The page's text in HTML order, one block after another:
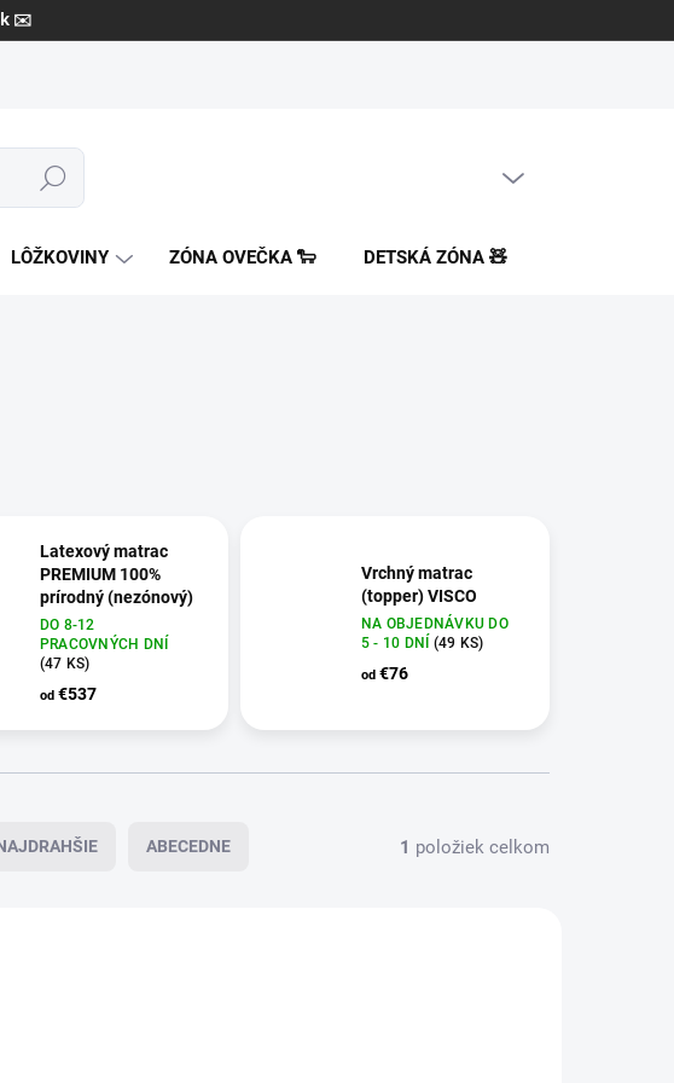
2013 🇸🇰
Hľadať
LÔŽKOVINY ZÓNA OVEČKA 🐑 DETSKÁ ZÓNA 🧸
Latexový matrac
PREMIUM 100%
prírodný (nezónový)
+ Chránič s gumičkami
v poťahovej látke
matraca + Latexový
anatomický vankúš
DO 8-12
PRACOVNÝCH DNÍ
(47 KS)
od€537
Vrchný matrac
(topper) VISCO
NA OBJEDNÁVKU DO
5 - 10 DNÍ (49 KS)
od€76
ABECEDNE 1 položiek celkom